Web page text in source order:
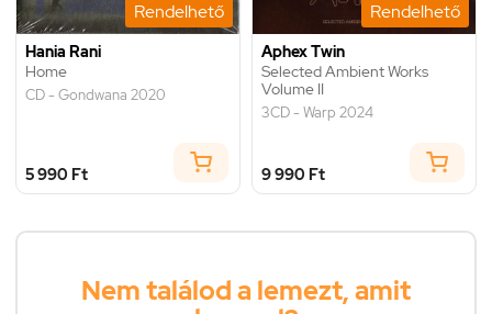
Rendelhető
Hania Rani
Home
CD - Gondwana 2020
5 990 Ft
Rendelhető
Aphex Twin
Selected Ambient Works
Volume II
3CD - Warp 2024
9 990 Ft
Nem találod a lemezt, amit